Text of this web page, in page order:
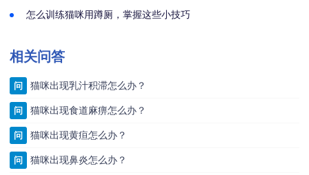
怎么训练猫咪用蹲厕，掌握这些小技巧
相关问答
问 猫咪出现乳汁积滞怎么办？
问 猫咪出现食道麻痹怎么办？
问 猫咪出现黄疸怎么办？
问 猫咪出现鼻炎怎么办？